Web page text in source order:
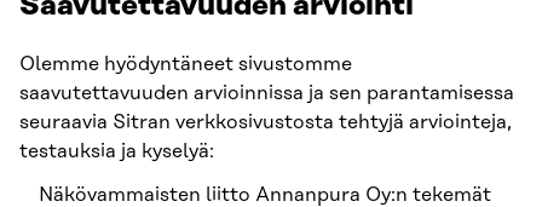
Olemme hyödyntäneet sivustomme
saavutettavuuden arvioinnissa ja sen parantamisessa
seuraavia Sitran verkkosivustosta tehtyjä arviointeja,
testauksia ja kyselyä:
Näkövammaisten liitto Annanpura Oy:n tekemät